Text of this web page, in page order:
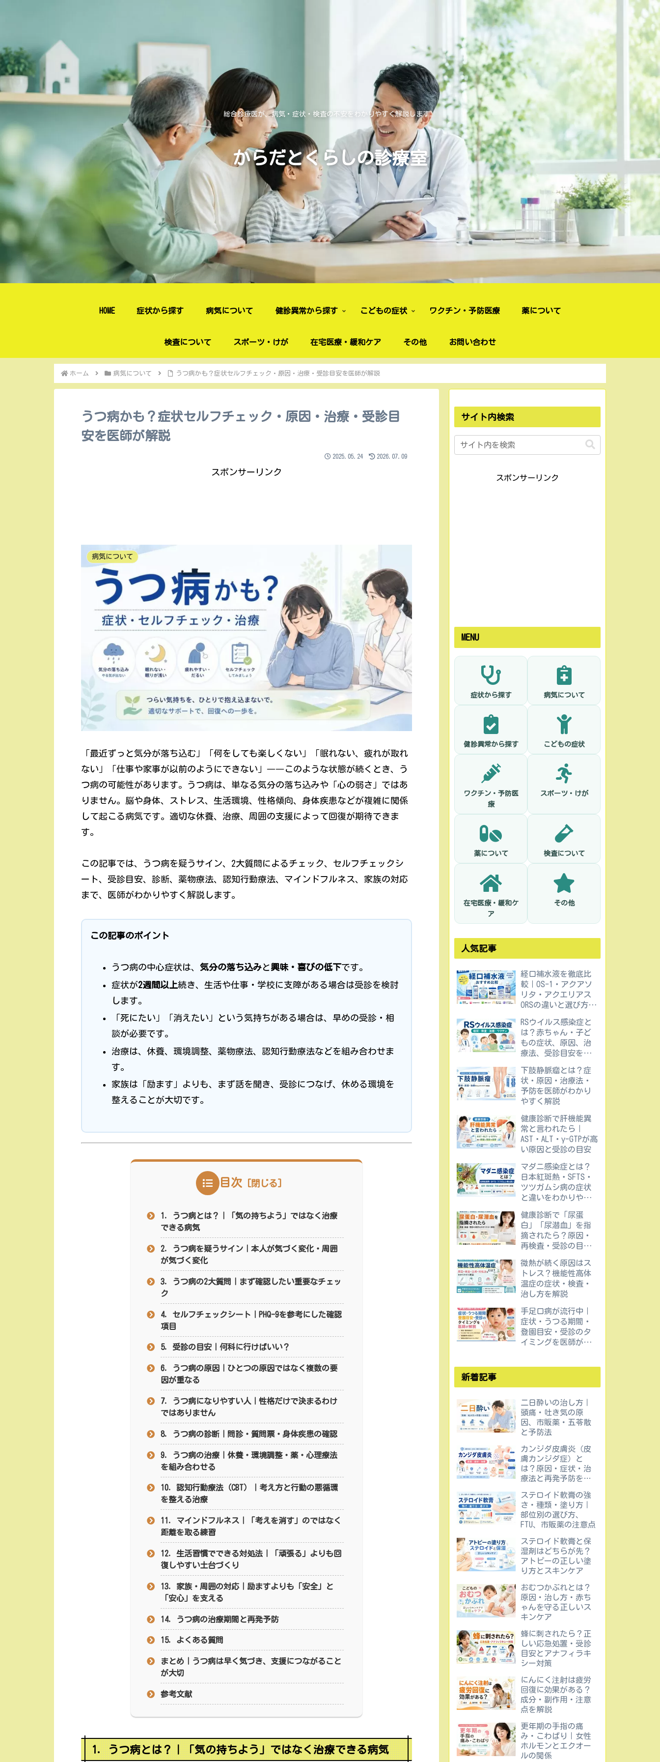
総合診療医が、病気・症状・検査の不安をわかりやすく解説します。
からだとくらしの診療室
HOME 症状から探す 病気について 健診異常から探す こどもの症状 ワクチン・予防医療 薬について
検査について スポーツ・けが 在宅医療・緩和ケア その他 お問い合わせ
ホーム 病気について うつ病かも？症状セルフチェック・原因・治療・受診目安を医師が解説
うつ病かも？症状セルフチェック・原因・治療・受診目
安を医師が解説
2025.05.24 2026.07.09
スポンサーリンク
病気について
「最近ずっと気分が落ち込む」「何をしても楽しくない」「眠れない、疲れが取れ
ない」「仕事や家事が以前のようにできない」――このような状態が続くとき、う
つ病の可能性があります。うつ病は、単なる気分の落ち込みや「心の弱さ」ではあ
りません。脳や身体、ストレス、生活環境、性格傾向、身体疾患などが複雑に関係
して起こる病気です。適切な休養、治療、周囲の支援によって回復が期待できま
す。
この記事では、うつ病を疑うサイン、2大質問によるチェック、セルフチェックシ
ート、受診目安、診断、薬物療法、認知行動療法、マインドフルネス、家族の対応
まで、医師がわかりやすく解説します。
この記事のポイント
うつ病の中心症状は、 気分の落ち込みと興味・喜びの低下です。
症状が2週間以上続き、生活や仕事・学校に支障がある場合は受診を検討
します。
「死にたい」「消えたい」という気持ちがある場合は、早めの受診・相
談が必要です。
治療は、休養、環境調整、薬物療法、認知行動療法などを組み合わせま
す。
家族は「励ます」よりも、まず話を聞き、受診につなげ、休める環境を
整えることが大切です。
目次
1．うつ病とは？｜「気の持ちよう」ではなく治療
できる病気
2．うつ病を疑うサイン｜本人が気づく変化・周囲
が気づく変化
3．うつ病の2大質問｜まず確認したい重要なチェッ
ク
4．セルフチェックシート｜PHQ-9を参考にした確認
項目
5．受診の目安｜何科に行けばいい？
6．うつ病の原因｜ひとつの原因ではなく複数の要
因が重なる
7．うつ病になりやすい人｜性格だけで決まるわけ
ではありません
8．うつ病の診断｜問診・質問票・身体疾患の確認
9．うつ病の治療｜休養・環境調整・薬・心理療法
を組み合わせる
10．認知行動療法（CBT）｜考え方と行動の悪循環
を整える治療
11．マインドフルネス｜「考えを消す」のではなく
距離を取る練習
12．生活習慣でできる対処法｜「頑張る」よりも回
復しやすい土台づくり
13．家族・周囲の対応｜励ますよりも「安全」と
「安心」を支える
14．うつ病の治療期間と再発予防
15．よくある質問
まとめ｜うつ病は早く気づき、支援につながること
が大切
参考文献
1．うつ病とは？｜「気の持ちよう」ではなく治療できる病気
サイト内検索
スポンサーリンク
MENU
症状から探す 病気について
健診異常から探す こどもの症状
ワクチン・予防医
療
スポーツ・けが
薬について 検査について
在宅医療・緩和ケ
ア
その他
人気記事
経口補水液を徹底比
較｜OS-1・アクアソ
リタ・アクエリアス
ORSの違いと選び方を
RSウイルス感染症と
は？赤ちゃん・子ど
もの症状、原因、治
療法、受診目安を医
下肢静脈瘤とは？症
状・原因・治療法・
予防を医師がわかり
やすく解説
健康診断で肝機能異
常と言われたら｜
AST・ALT・γ-GTPが高
い原因と受診の目安
マダニ感染症とは？
日本紅斑熱・SFTS・
ツツガムシ病の症状
と違いをわかりやす
健康診断で「尿蛋
白」「尿潜血」を指
摘されたら？原因・
再検査・受診の目安
微熱が続く原因はス
トレス？機能性高体
温症の症状・検査・
治し方を解説
手足口病が流行中｜
症状・うつる期間・
登園目安・受診のタ
イミングを医師が解
新着記事
二日酔いの治し方｜
頭痛・吐き気の原
因、市販薬・五苓散
と予防法
カンジダ皮膚炎（皮
膚カンジダ症）と
は？原因・症状・治
療法と再発予防を医
ステロイド軟膏の強
さ・種類・塗り方｜
部位別の選び方、
FTU、市販薬の注意点
ステロイド軟膏と保
湿剤はどちらが先？
アトピーの正しい塗
り方とスキンケア
おむつかぶれとは？
原因・治し方・赤ち
ゃんを守る正しいス
キンケア
蜂に刺されたら？正
しい応急処置・受診
目安とアナフィラキ
シー対策
にんにく注射は疲労
回復に効果がある？
成分・副作用・注意
点を解説
更年期の手指の痛
み・こわばり｜女性
ホルモンとエクオー
ルの関係